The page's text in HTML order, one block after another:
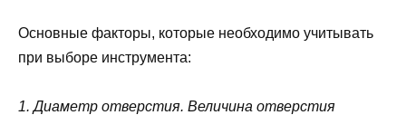
Основные факторы, которые необходимо учитывать
при выборе инструмента:
1. Диаметр отверстия. Величина отверстия